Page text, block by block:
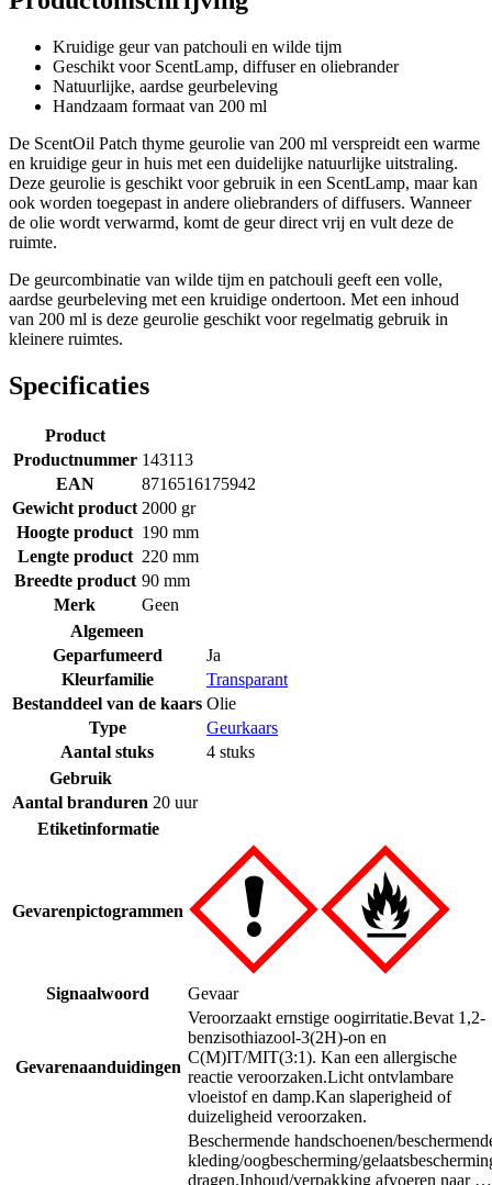
Kruidige geur van patchouli en wilde tijm
Geschikt voor ScentLamp, diffuser en oliebrander
Natuurlijke, aardse geurbeleving
Handzaam formaat van 200 ml
De ScentOil Patch thyme geurolie van 200 ml verspreidt een warme
en kruidige geur in huis met een duidelijke natuurlijke uitstraling.
Deze geurolie is geschikt voor gebruik in een ScentLamp, maar kan
ook worden toegepast in andere oliebranders of diffusers. Wanneer
de olie wordt verwarmd, komt de geur direct vrij en vult deze de
ruimte.
De geurcombinatie van wilde tijm en patchouli geeft een volle,
aardse geurbeleving met een kruidige ondertoon. Met een inhoud
van 200 ml is deze geurolie geschikt voor regelmatig gebruik in
kleinere ruimtes.
Specificaties
Product
Productnummer 143113
EAN
8716516175942
Gewicht product 2000 gr
Hoogte product 190 mm
Lengte product 220 mm
Breedte product 90 mm
Merk
Geen
Algemeen
Geparfumeerd
Ja
Kleurfamilie
Transparant
Bestanddeel van de kaars Olie
Type
Geurkaars
Aantal stuks
4 stuks
Gebruik
Aantal branduren 20 uur
Etiketinformatie
Gevarenpictogrammen
Signaalwoord Gevaar
Gevarenaanduidingen
Veroorzaakt ernstige oogirritatie.Bevat 1,2-
benzisothiazool-3(2H)-on en
C(M)IT/MIT(3:1). Kan een allergische
reactie veroorzaken.Licht ontvlambare
vloeistof en damp.Kan slaperigheid of
duizeligheid veroorzaken.
Beschermende handschoenen/
kleding/oogbescherming/
dragen.Inhoud/verpakking afvoeren naar …